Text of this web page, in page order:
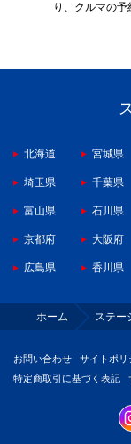
り、クルマの予
北海道 宮城県
埼玉県 千葉県
富山県 石川県
京都府 大阪府
広島県 香川県
ホーム ステー
お問い合わせ サイトポリ
特定商取引に基づく表記